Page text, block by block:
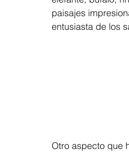
paisajes
entusiasta de los
Otro aspecto que